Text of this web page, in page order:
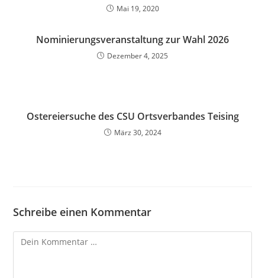
Mai 19, 2020
Nominierungsveranstaltung zur Wahl 2026
Dezember 4, 2025
Ostereiersuche des CSU Ortsverbandes Teising
März 30, 2024
Schreibe einen Kommentar